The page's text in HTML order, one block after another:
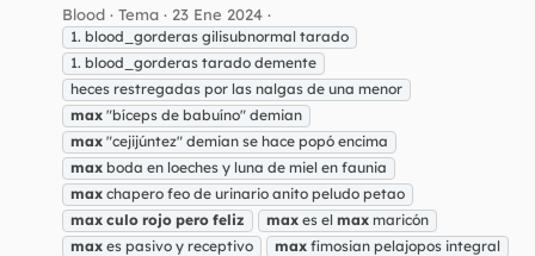
Blood Tema 23 Ene 2024
1. blood_gorderas gilisubnormal tarado
1. blood_gorderas tarado demente
heces restregadas por las nalgas de una menor
max "bíceps de babuíno" demian
max "cejijúntez" demian se hace popó encima
max boda en loeches y luna de miel en faunia
max chapero feo de urinario anito peludo petao
max culo rojo pero feliz max es el max maricón
max es pasivo y receptivo max fimosian pelajopos integral